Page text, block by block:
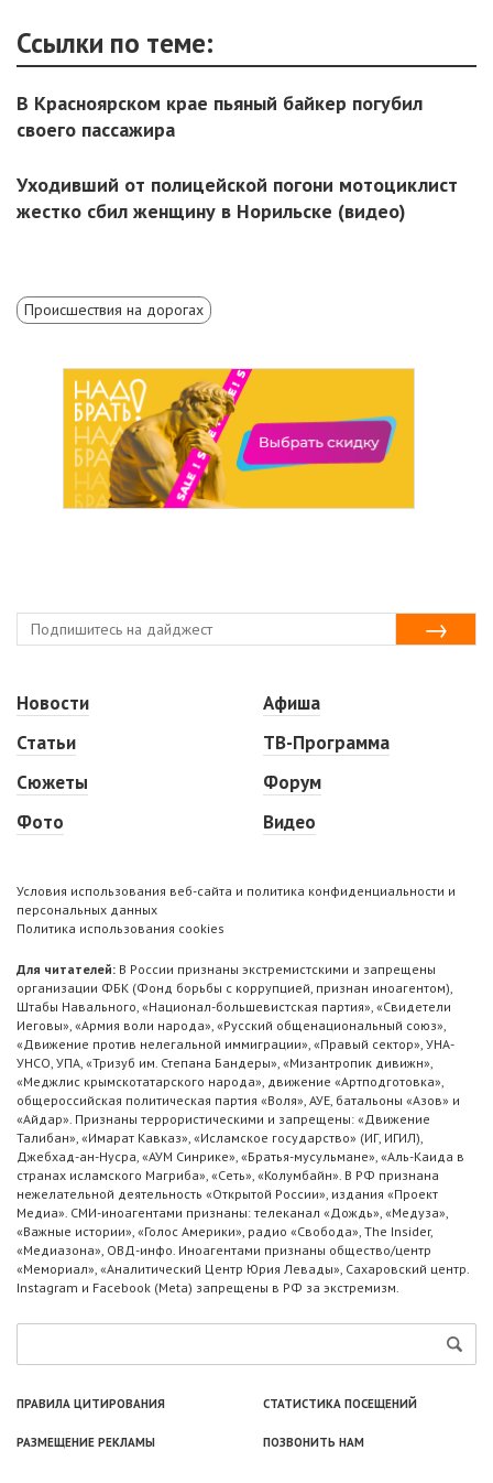
Ссылки по теме:
В Красноярском крае пьяный байкер погубил
своего пассажира
Уходивший от полицейской погони мотоциклист
жестко сбил женщину в Норильске (видео)
Происшествия на дорогах
Новости
Статьи
Сюжеты
Фото
Афиша
ТВ-Программа
Форум
Видео
Условия использования веб-сайта и политика конфиденциальности и
персональных данных
Политика использования cookies
Для читателей: В России признаны экстремистскими и запрещены
организации ФБК (Фонд борьбы с коррупцией, признан иноагентом),
Штабы Навального, «Национал-большевистская партия», «Свидетели
Иеговы», «Армия воли народа», «Русский общенациональный союз»,
«Движение против нелегальной иммиграции», «Правый сектор», УНА-
УНСО, УПА, «Тризуб им. Степана Бандеры», «Мизантропик дивижн»,
«Меджлис крымскотатарского народа», движение «Артподготовка»,
общероссийская политическая партия «Воля», АУЕ, батальоны «Азов» и
«Айдар». Признаны террористическими и запрещены: «Движение
Талибан», «Имарат Кавказ», «Исламское государство» (ИГ, ИГИЛ),
Джебхад-ан-Нусра, «АУМ Синрике», «Братья-мусульмане», «Аль-Каида в
странах исламского Магриба», «Сеть», «Колумбайн». В РФ признана
нежелательной деятельность «Открытой России», издания «Проект
Медиа». СМИ-иноагентами признаны: телеканал «Дождь», «Медуза»,
«Важные истории», «Голос Америки», радио «Свобода», The Insider,
«Медиазона», ОВД-инфо. Иноагентами признаны общество/центр
«Мемориал», «Аналитический Центр Юрия Левады», Сахаровский центр.
Instagram и Facebook (Metа) запрещены в РФ за экстремизм.
ПРАВИЛА ЦИТИРОВАНИЯ СТАТИСТИКА ПОСЕЩЕНИЙ
РАЗМЕЩЕНИЕ РЕКЛАМЫ ПОЗВОНИТЬ НАМ